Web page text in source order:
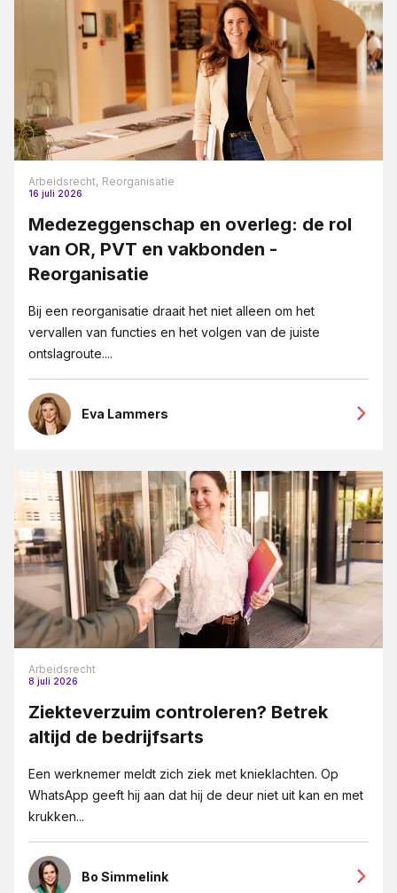
Arbeidsrecht, Reorganisatie
16 juli 2026
Medezeggenschap en overleg: de rol
van OR, PVT en vakbonden -
Reorganisatie
Bij een reorganisatie draait het niet alleen om het
vervallen van functies en het volgen van de juiste
ontslagroute....
Eva Lammers
Arbeidsrecht
8 juli 2026
Ziekteverzuim controleren? Betrek
altijd de bedrijfsarts
Een werknemer meldt zich ziek met knieklachten. Op
WhatsApp geeft hij aan dat hij de deur niet uit kan en met
krukken...
Bo Simmelink